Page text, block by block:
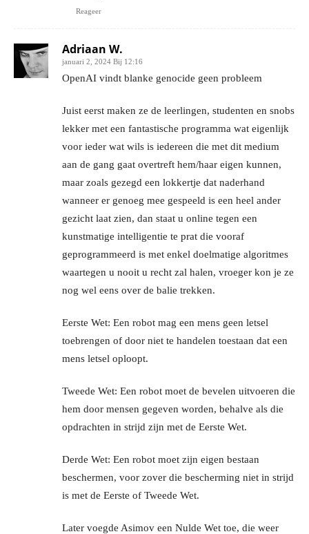
Reageer
Adriaan W.
januari 2, 2024 Bij 12:16
OpenAI vindt blanke genocide geen probleem
Juist eerst maken ze de leerlingen, studenten en snobs
lekker met een fantastische programma wat eigenlijk
voor ieder wat wils is iedereen die met dit medium
aan de gang gaat overtreft hem/haar eigen kunnen,
maar zoals gezegd een lokkertje dat naderhand
wanneer er genoeg mee gespeeld is een heel ander
gezicht laat zien, dan staat u online tegen een
kunstmatige intelligentie te prat die vooraf
geprogrammeerd is met enkel doelmatige algoritmes
waartegen u nooit u recht zal halen, vroeger kon je ze
nog wel eens over de balie trekken.
Eerste Wet: Een robot mag een mens geen letsel
toebrengen of door niet te handelen toestaan dat een
mens letsel oploopt.
Tweede Wet: Een robot moet de bevelen uitvoeren die
hem door mensen gegeven worden, behalve als die
opdrachten in strijd zijn met de Eerste Wet.
Derde Wet: Een robot moet zijn eigen bestaan
beschermen, voor zover die bescherming niet in strijd
is met de Eerste of Tweede Wet.
Later voegde Asimov een Nulde Wet toe, die weer